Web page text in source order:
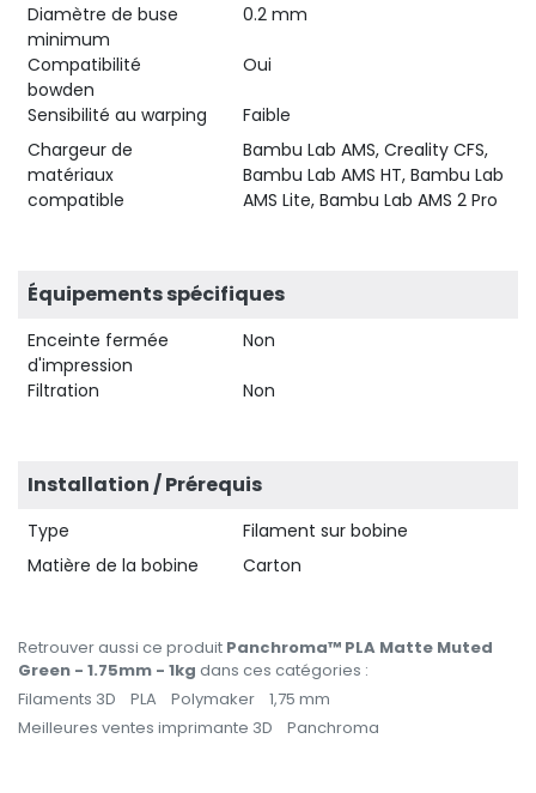
Diamètre de buse
minimum
0.2 mm
Compatibilité
bowden
Oui
Sensibilité au warping
Faible
Chargeur de
matériaux
compatible
Bambu Lab AMS, Creality CFS,
Bambu Lab AMS HT, Bambu Lab
AMS Lite, Bambu Lab AMS 2 Pro
Équipements spécifiques
Enceinte fermée
d'impression
Non
Filtration Non
Installation / Prérequis
Type
Filament sur bobine
Matière de la bobine
Carton
Retrouver aussi ce produit Panchroma™ PLA Matte Muted
Green - 1.75mm - 1kg dans ces catégories :
Filaments 3D
PLA Polymaker
1,75 mm
Meilleures ventes imprimante 3D
Panchroma